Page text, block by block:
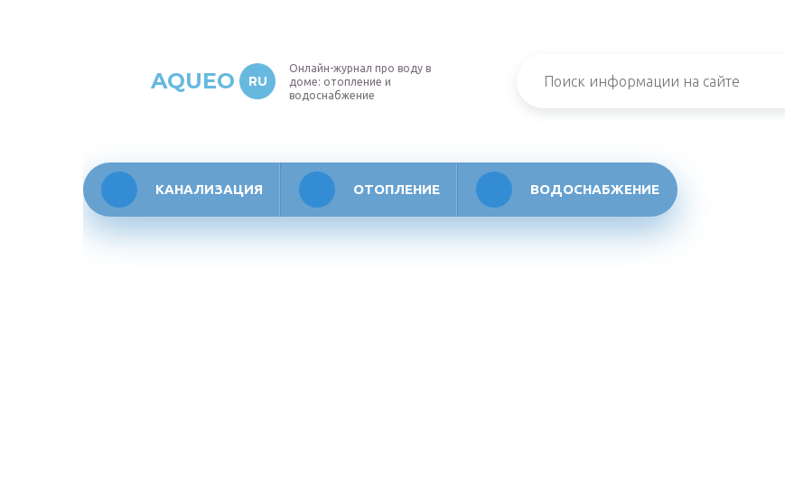
AQUEO RU
Онлайн-журнал про воду в
доме: отопление и
водоснабжение
КАНАЛИЗАЦИЯ ОТОПЛЕНИЕ ВОДОСНАБЖЕНИЕ